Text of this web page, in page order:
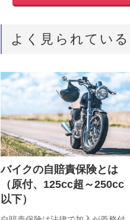
よく見られてい
バイクの自賠責保険とは
（原付、125cc超～250cc
以下）